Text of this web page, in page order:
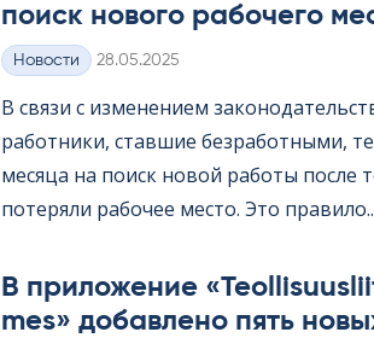
поиск нового рабочего
Категории
Hовости Kirjoitettu
28.05.2025
В связи с изменением
работники, ставшие безработными,
месяца на поиск новой работы после
потеряли рабочее место. Это
В приложение
mes» добавлено пять